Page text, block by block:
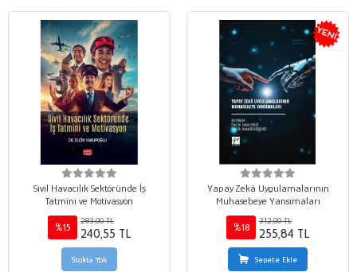
Sivil Havacılık Sektöründe İş
Tatmini ve Motivasyon
%15
283,00 TL
240,55 TL
Stokta Yok
Yapay Zekâ Uygulamalarının
Muhasebeye Yansımaları
%18
312,00 TL
255,84 TL
Sepete Ekle